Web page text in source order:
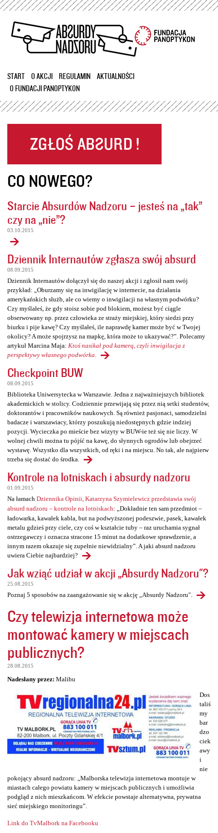
Przejdź
treści
START O AKCJI REGULAMIN
AKTUALNOŚCI
O FUNDACJI PANOPTYKON
CO NOWEGO?
Starcie Absurdów Nadzoru – jesteś na „tak”
czy na „nie”?
03.10.2015
Dziennik Internautów zgłasza swój absurd
08.09.2015
Dziennik Internautów dołączył się do naszej akcji i zgłosił nam swój
przykład: „Oburzamy się na inwigilację w internecie, na działania
amerykańskich służb, ale co wiemy o inwigilacji na własnym podwórku?
Czy myślałeś, że gdy stoisz sobie pod blokiem, możesz być ciągle
obserwowany np. przez człowieka ze straży miejskiej, który siedzi przy
biurku i pije kawę? Czy myślałeś, ile naprawdę kamer może być w Twojej
okolicy? A może spojrzysz na mapkę, która może to ukazywać?”. Polecamy
artykuł Marcina Maja: Ktoś nasikał pod kamerą, czyli inwigilacja z
perspektywy własnego podwórka
Checkpoint BUW
08.09.2015
Biblioteka Uniwersytecka w Warszawie. Jedna z najważniejszych bibliotek
akademickich w stolicy. Codziennie przewijają się przez nią setki studentów,
doktorantów i pracowników naukowych. Są również pasjonaci, samodzielni
badacze i warszawiacy, którzy poszukują niedostępnych gdzie indziej
pozycji. Wycieczka po mieście bez wizyty w BUW-ie też się nie liczy. W
wolnej chwili można tu pójść na kawę, do słynnych ogrodów lub obejrzeć
wystawę. Wszystko dla wszystkich, od ręki i na miejscu. No tak, ale najpierw
trzeba się dostać do środka.
Kontrole na lotniskach i absurdy nadzoru
01.09.2015
Na łamach Dziennika Opinii, Katarzyna Szymielewicz przedstawia swój
absurd nadzoru – kontrole na lotniskach: „Dokładnie ten sam przedmiot –
ładowarka, kawałek kabla, but na podwyższonej podeszwie, pasek, kawałek
metalu gdzieś przy ciele, czy coś w kształcie tuby – raz uruchamia sygnał
ostrzegawczy i oznacza stracone 15 minut na dodatkowe sprawdzenie, a
innym razem okazuje się zupełnie niewidzialny”. A jaki absurd nadzoru
uwiera Ciebie najbardziej?
Jak wziąć udział w akcji „Absurdy Nadzoru"?
25.08.2015
Poznaj 5 sposobów na zaangażowanie się w akcję „Absurdy Nadzoru".
Czy telewizja internetowa może
montować kamery w miejscach
publicznych?
28.08.2015
Nadesłany przez: Malibu
Dos
taliś
my
bar
dzo
ciek
awy
i
nie
pokojący absurd nadzoru: „Malborska telewizja internetowa montuje w
miastach całego powiatu kamery w miejscach publicznych i umożliwia
podgląd z nich mieszkańcom. W efekcie powstaje alternatywna, prywatna
sieć miejskiego monitoringu”.
Link do TvMalbork na Facebooku